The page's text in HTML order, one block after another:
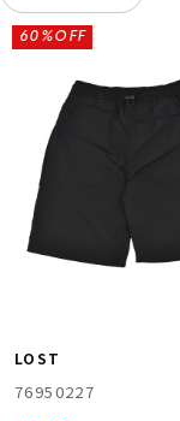
LOST
76950227
60%OFF